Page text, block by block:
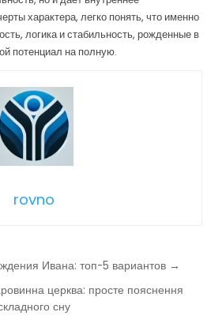
характера, легко понять, что именно
логика и стабильность, рожденные в
потенциал на полную.
rovno
Ивана: топ-5 вариантов →
церква: просте пояснення
сну